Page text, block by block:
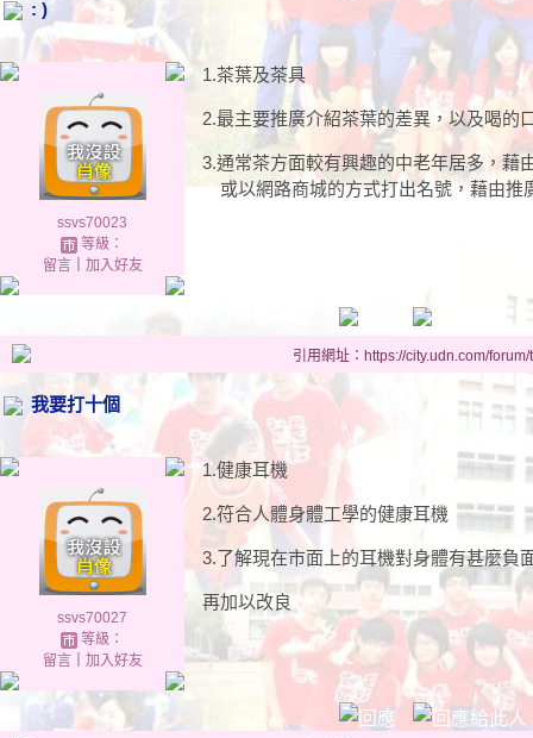
: )
ssvs70023
等級：
留言｜ 加入好友
1.茶葉及茶具
2.最主要推廣介紹茶葉的差異，以及喝的
3.通常茶方面較有興趣的中老年居多，藉
或以網路商城的方式打出名號，藉由推
引用網址：https://city.udn.com/
我要打十個
ssvs70027
等級：
留言｜ 加入好友
1.健康耳機
2.符合人體身體工學的健康耳機
3.了解現在市面上的耳機對身體有甚麼負
再加以改良